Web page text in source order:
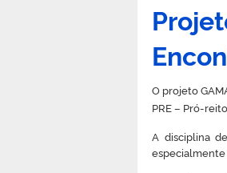
O projeto
PRE – Pró-
A disciplina
especialmente